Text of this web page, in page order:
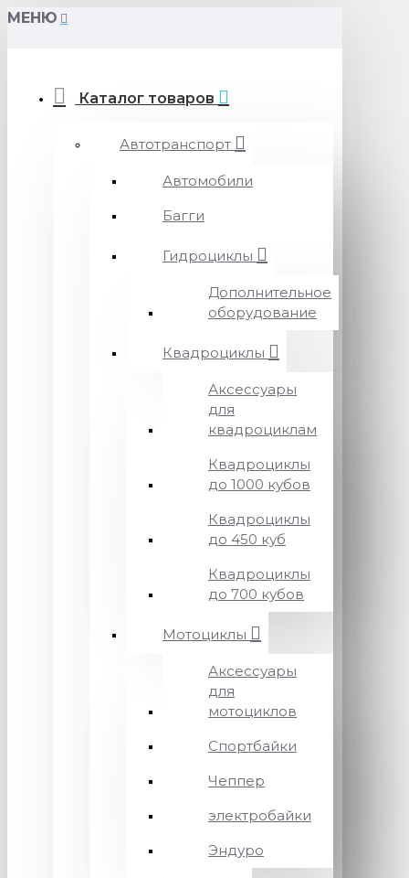
МЕНЮ
Каталог товаров
Автотранспорт
Автомобили
Багги
Гидроциклы
Дополнительное
оборудование
Квадроциклы
Аксессуары
для
квадроциклам
Квадроциклы
до 1000 кубов
Квадроциклы
до 450 куб
Квадроциклы
до 700 кубов
Мотоциклы
Аксессуары
для
мотоциклов
Спортбайки
Чеппер
электробайки
Эндуро